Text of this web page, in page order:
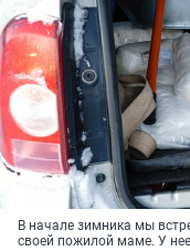
В начале зимника мы
своей пожилой маме. У